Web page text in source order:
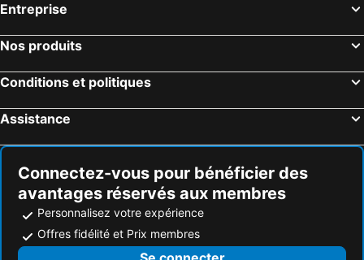
Entreprise
Nos produits
Conditions et politiques
Assistance
Connectez-vous pour bénéficier des
avantages réservés aux membres
Personnalisez votre expérience
Offres fidélité et Prix membres